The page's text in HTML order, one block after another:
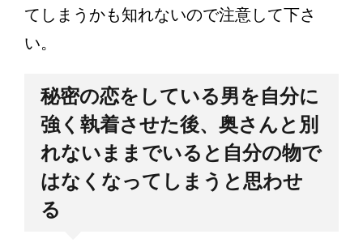
てしまうかも知れないので注意して下さ
い。
秘密の恋をしている男を自分に
強く執着させた後、奥さんと別
れないままでいると自分の物で
はなくなってしまうと思わせ
る